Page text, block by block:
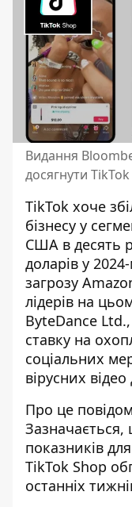
Видання
досягнути
TikTok хоче
бізнесу у
США в десять
доларів у
загрозу
лідерів на
ByteDance
ставку на
соціальних
вірусних
Про це
показників
TikTok Shop
останніх